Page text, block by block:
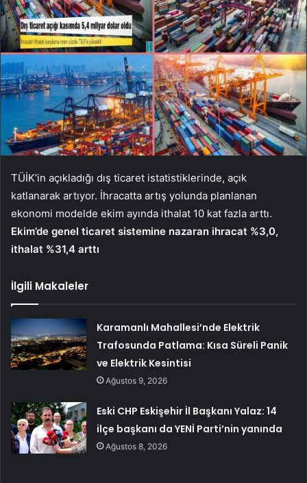
TÜİK’in açıkladığı dış ticaret istatistiklerinde, açık
katlanarak artıyor. İhracatta artış yolunda planlanan
ekonomi modelde ekim ayında ithalat 10 kat fazla arttı.
Ekim’de genel ticaret sistemine nazaran ihracat %3,0,
ithalat %31,4 arttı
İlgili Makaleler
Karamanlı Mahallesi’nde Elektrik
Trafosunda Patlama: Kısa Süreli Panik
ve Elektrik Kesintisi
Ağustos 9, 2026
Eski CHP Eskişehir İl Başkanı Yalaz: 14
ilçe başkanı da YENİ Parti’nin yanında
Ağustos 8, 2026